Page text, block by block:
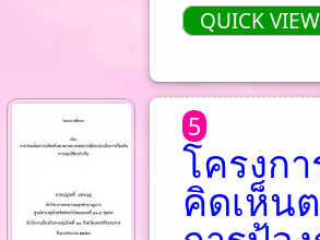
QUICK VIEW
5
โครงก
คิดเห็น